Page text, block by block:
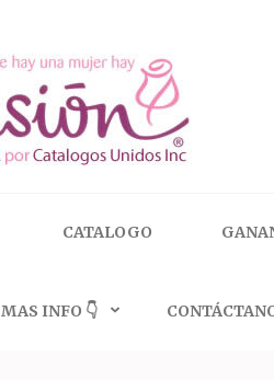
CATALOGO
MAS INFO 👇